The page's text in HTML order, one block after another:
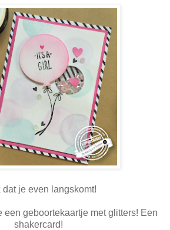
dat je even langskomt!
een geboortekaartje met glitters! Een
shakercard!